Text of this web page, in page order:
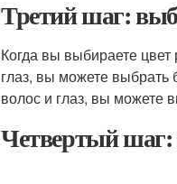
Третий шаг:
Когда вы выбираете
глаз, вы можете выбрать
волос и глаз, вы можете
Четвертый шаг: